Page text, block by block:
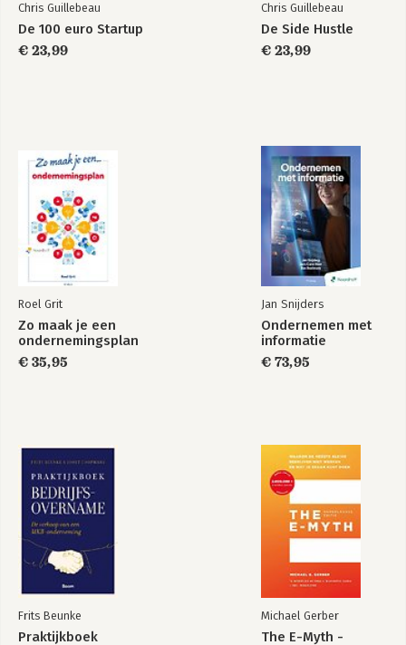
De 100 euro Startup The Money Tree
Bekijk alle boeken
Chris Guillebeau
De 100 euro Startup
€ 23,99
Chris Guillebeau
De Side Hustle
€ 23,99
Roel Grit
Zo maak je een
ondernemingsplan
€ 35,95
Jan Snijders
Ondernemen met
informatie
€ 73,95
Frits Beunke
Praktijkboek
Michael Gerber
The E-Myth -